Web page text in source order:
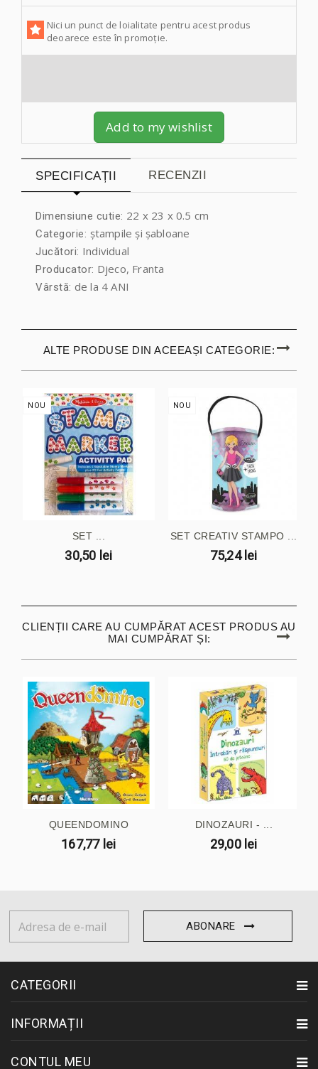
Nici un punct de loialitate pentru acest produs
deoarece este în promoție.
Add to my wishlist
SPECIFICAȚII RECENZII
Dimensiune cutie: 22 x 23 x 0.5 cm
Categorie: ștampile și șabloane
Jucători: Individual
Producator: Djeco, Franta
Vârstă: de la 4 ANI
ALTE PRODUSE DIN ACEEAȘI CATEGORIE:
NOU
SET ...
30,50 lei
NOU
SET CREATIV STAMPO ...
75,24 lei
CLIENȚII CARE AU CUMPĂRAT ACEST PRODUS AU
MAI CUMPĂRAT ȘI:
QUEENDOMINO
167,77 lei
DINOZAURI - ...
29,00 lei
ABONARE
CATEGORII
INFORMAȚII
CONTUL MEU